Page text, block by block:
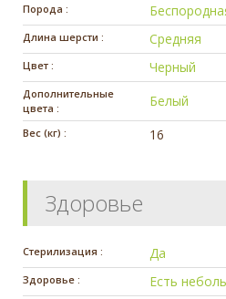
Порода :
Длина шерсти : Средняя
Цвет : Черный
Дополнительные
цвета :
Белый
Вес (кг) : 16
Здоровье
Стерилизация : Да
Здоровье : Есть